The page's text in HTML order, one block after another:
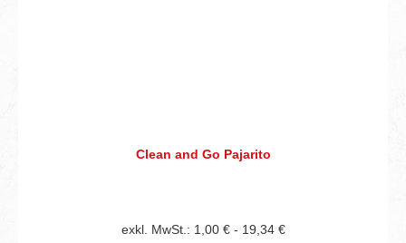
Clean and Go Pajarito
exkl. MwSt.: 1,00 € - 19,34 €